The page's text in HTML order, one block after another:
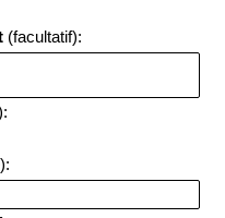
(facultatif):